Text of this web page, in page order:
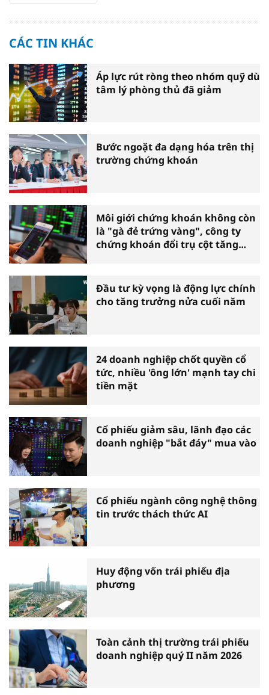
CÁC TIN KHÁC
Áp lực rút ròng theo nhóm quỹ dù
tâm lý phòng thủ đã giảm
Bước ngoặt đa dạng hóa trên thị
trường chứng khoán
Môi giới chứng khoán không còn
là "gà đẻ trứng vàng", công ty
chứng khoán đổi trụ cột tăng
Đầu tư kỳ vọng là động lực chính
cho tăng trưởng nửa cuối năm
24 doanh nghiệp chốt quyền cổ
tức, nhiều 'ông lớn' mạnh tay chi
tiền mặt
Cổ phiếu giảm sâu, lãnh đạo các
doanh nghiệp "bắt đáy" mua vào
Cổ phiếu ngành công nghệ thông
tin trước thách thức AI
Huy động vốn trái phiếu địa
phương
Toàn cảnh thị trường trái phiếu
doanh nghiệp quý II năm 2026